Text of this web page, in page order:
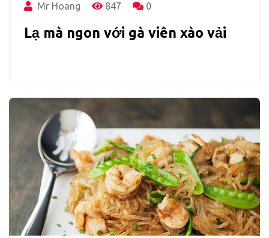
Mr Hoang 847 0
Lạ mà ngon với gà viên xào vải